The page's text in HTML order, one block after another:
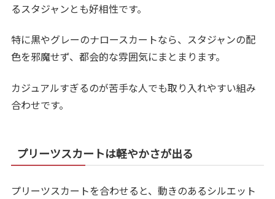
るスタジャンとも好相性です。
特に黒やグレーのナロースカートなら、スタジャンの配
色を邪魔せず、都会的な雰囲気にまとまります。
カジュアルすぎるのが苦手な人でも取り入れやすい組み
合わせです。
プリーツスカートは軽やかさが出る
プリーツスカートを合わせると、動きのあるシルエット